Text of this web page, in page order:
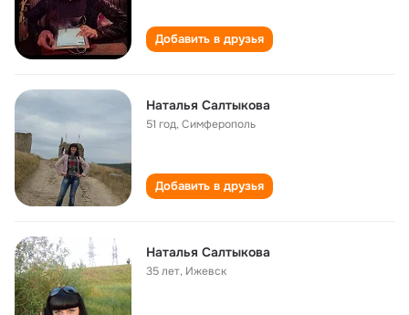
Добавить в друзья
Наталья Салтыкова
51 год,Симферополь
Добавить в друзья
Наталья Салтыкова
35 лет, Ижевск